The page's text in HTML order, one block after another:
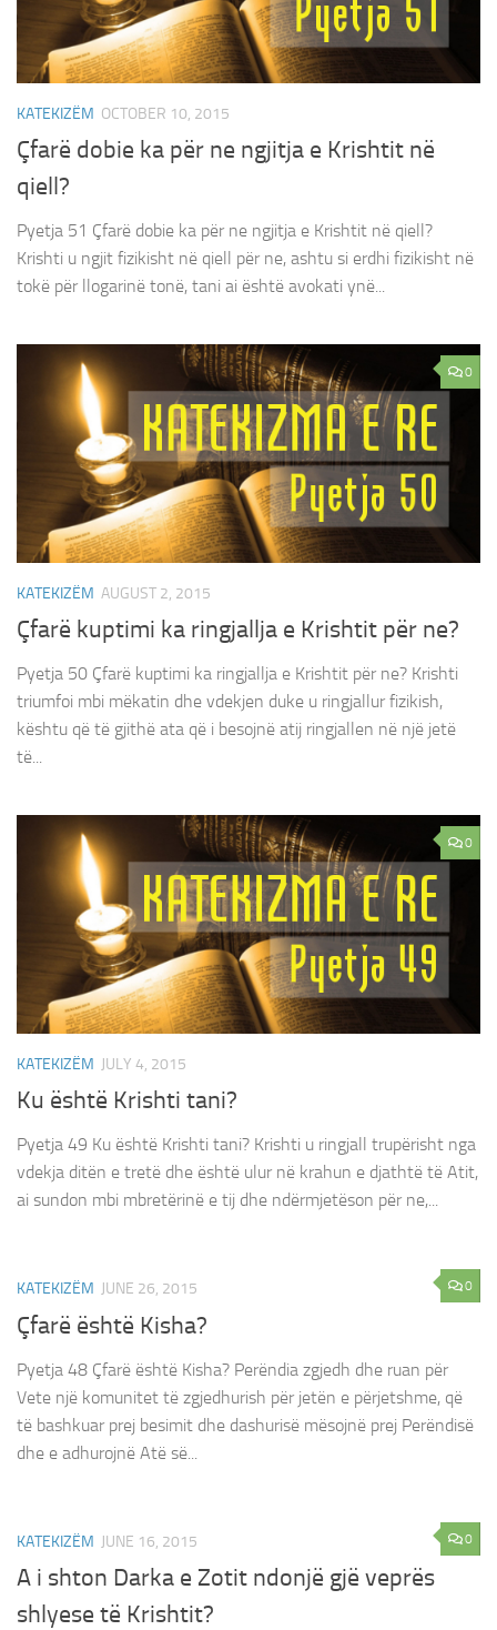
KATEKIZËM OCTOBER 10, 2015
Çfarë dobie ka për ne ngjitja e Krishtit në
qiell?
Pyetja 51 Çfarë dobie ka për ne ngjitja e Krishtit në qiell?
Krishti u ngjit fizikisht në qiell për ne, ashtu si erdhi fizikisht në
tokë për llogarinë tonë, tani ai është avokati ynë...
0
KATEKIZËM AUGUST 2, 2015
Çfarë kuptimi ka ringjallja e Krishtit për ne?
Pyetja 50 Çfarë kuptimi ka ringjallja e Krishtit për ne? Krishti
triumfoi mbi mëkatin dhe vdekjen duke u ringjallur fizikish,
kështu që të gjithë ata që i besojnë atij ringjallen në një jetë
të...
0
KATEKIZËM JULY 4, 2015
Ku është Krishti tani?
Pyetja 49 Ku është Krishti tani? Krishti u ringjall trupërisht nga
vdekja ditën e tretë dhe është ulur në krahun e djathtë të Atit,
ai sundon mbi mbretërinë e tij dhe ndërmjetëson për ne,...
0
KATEKIZËM JUNE 26, 2015
Çfarë është Kisha?
Pyetja 48 Çfarë është Kisha? Perëndia zgjedh dhe ruan për
Vete një komunitet të zgjedhurish për jetën e përjetshme, që
të bashkuar prej besimit dhe dashurisë mësojnë prej Perëndisë
dhe e adhurojnë Atë së...
0
KATEKIZËM JUNE 16, 2015
A i shton Darka e Zotit ndonjë gjë veprës
shlyese të Krishtit?